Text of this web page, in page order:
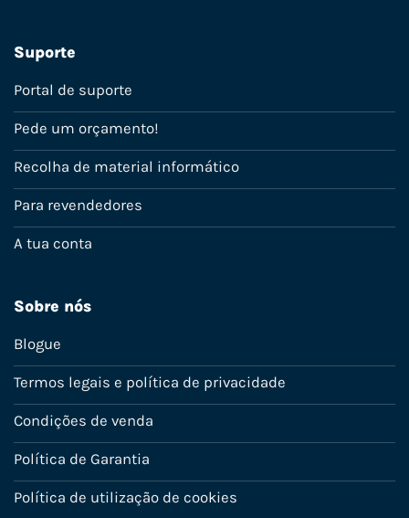
Suporte
Portal de suporte
Pede um orçamento!
Recolha de material informático
Para revendedores
A tua conta
Sobre nós
Blogue
Termos legais e política de privacidade
Condições de venda
Política de Garantia
Política de utilização de cookies